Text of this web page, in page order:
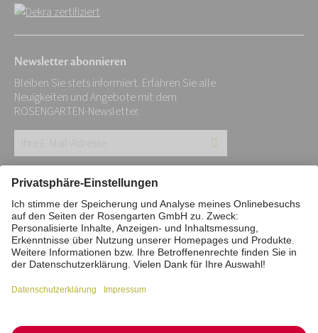
Newsletter abonnieren
Bleiben Sie stets informiert. Erfahren Sie alle
Neuigkeiten und Angebote mit dem
ROSENGARTEN-Newsletter.
E-
Mail-
Adresse:
*
Impressum Datenschutz
Stiftung
Interne Meldestelle
Zahlungsmittel
Barrierefreiheitserklärung
Vertrag widerrufen